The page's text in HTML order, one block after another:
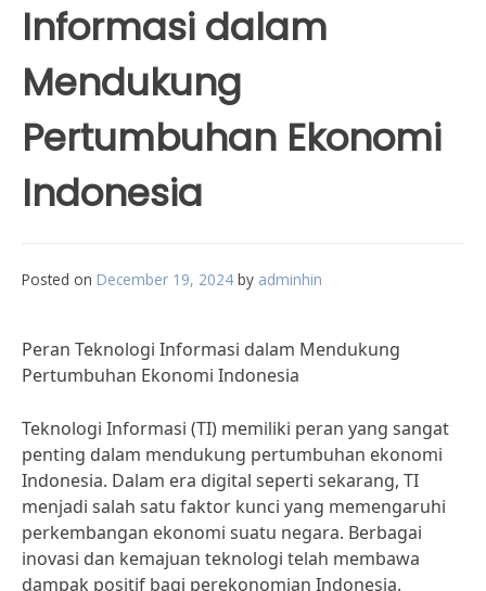
Informasi dalam
Mendukung
Pertumbuhan Ekonomi
Indonesia
Posted on December 19, 2024 by adminhin
Peran Teknologi Informasi dalam Mendukung
Pertumbuhan Ekonomi Indonesia
Teknologi Informasi (TI) memiliki peran yang sangat
penting dalam mendukung pertumbuhan ekonomi
Indonesia. Dalam era digital seperti sekarang, TI
menjadi salah satu faktor kunci yang memengaruhi
perkembangan ekonomi suatu negara. Berbagai
inovasi dan kemajuan teknologi telah membawa
dampak positif bagi perekonomian Indonesia.